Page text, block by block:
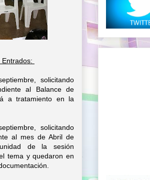
solicitando
al Balance de
a tratamiento en la
solicitando
al mes de Abril de
de la sesión
tema y quedaron en